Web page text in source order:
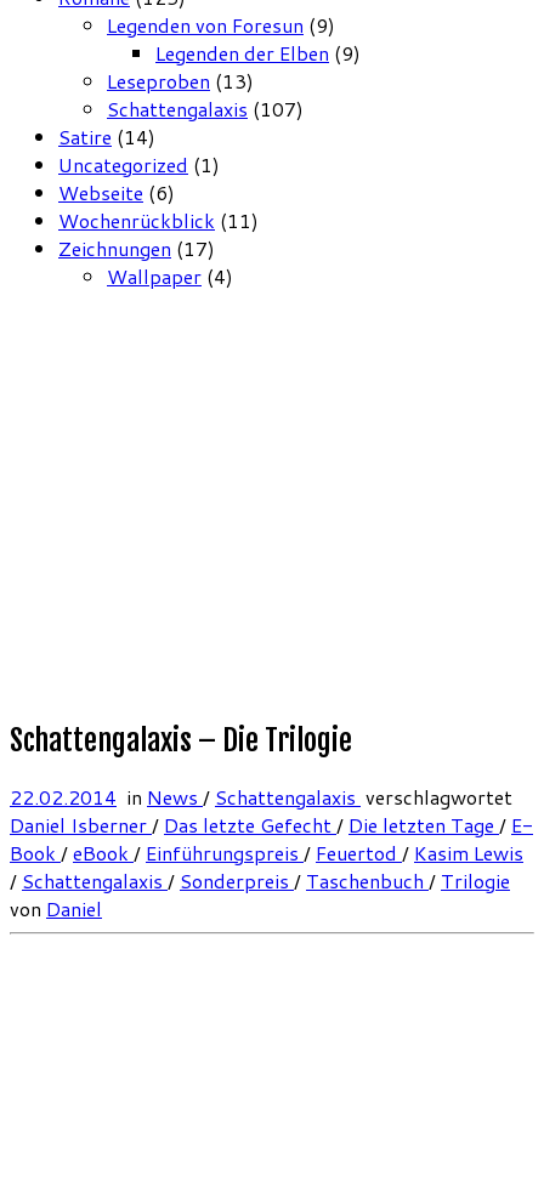
Legenden von Foresun (9)
Legenden der Elben (9)
Leseproben (13)
Schattengalaxis (107)
Satire (14)
Uncategorized (1)
Webseite (6)
Wochenrückblick (11)
Zeichnungen (17)
Wallpaper (4)
Schattengalaxis – Die Trilogie
22.02.2014 in News / Schattengalaxis verschlagwortet
Daniel Isberner/ Das letzte Gefecht/ Die letzten Tage / E-
Book /eBook / Einführungspreis / Feuertod / Kasim Lewis
/ Schattengalaxis / Sonderpreis / Taschenbuch / Trilogie
von Daniel